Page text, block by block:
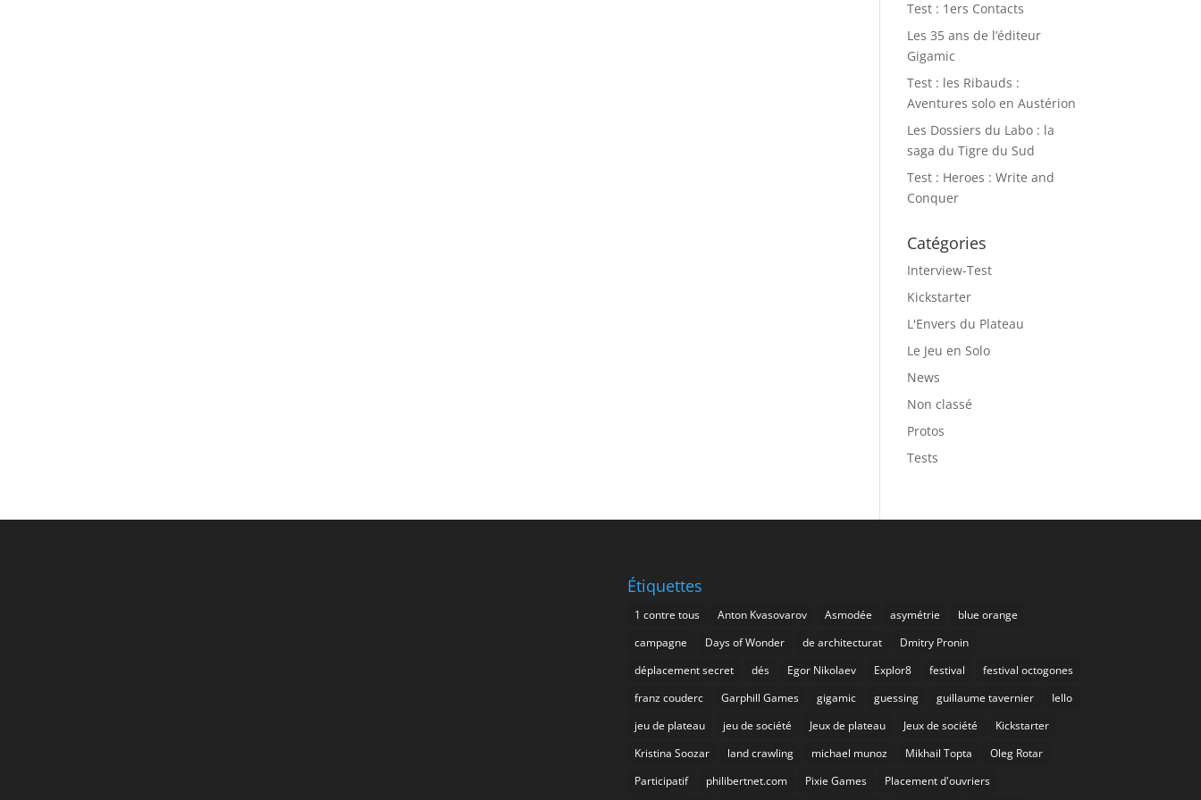
Test : 1ers Contacts
Les 35 ans de l’éditeur
Gigamic
Test : les Ribauds :
Aventures solo en Austérion
Les Dossiers du Labo : la
saga du Tigre du Sud
Test : Heroes : Write and
Conquer
Catégories
Interview-Test
Kickstarter
L'Envers du Plateau
Le Jeu en Solo
News
Non classé
Protos
Tests
Étiquettes
1 contre tous Anton Kvasovarov Asmodée asymétrie
blue orange
campagne
Days of Wonder de architecturat
Dmitry Pronin
déplacement secret
dés Egor Nikolaev Explor8 festival
festival octogones
franz couderc
Garphill Games gigamic guessing guillaume tavernier
Iello
jeu de plateau
jeu de société Jeux de plateau Jeux de société
Kickstarter
Kristina Soozar
land crawling michael munoz Mikhail Topta
Oleg Rotar
Participatif
philibertnet.com Pixie Games Placement d'ouvriers